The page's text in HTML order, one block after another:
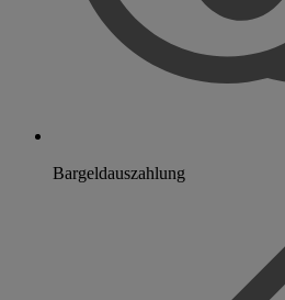
Bargeldauszahlung